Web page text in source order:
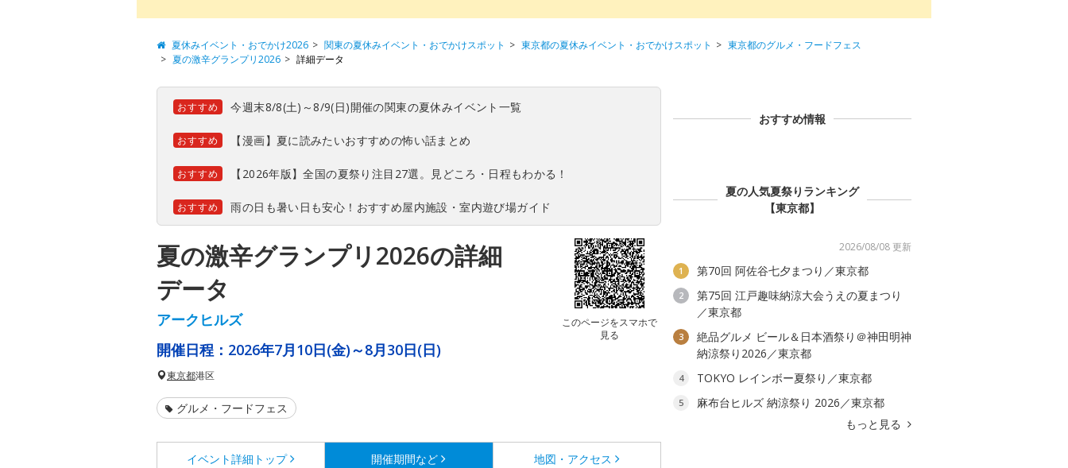
夏休みイベント・おでかけ2026 関東の夏休みイベント・おでかけスポット 東京都の夏休みイベント・おでかけスポット
東京都のグルメ・フードフェス
夏の激辛グランプリ2026
詳細データ
おすすめ 今週末8/8(土)～8/9(日)開催の関東の夏休みイベント一覧
おすすめ 【漫画】夏に読みたいおすすめの怖い話まとめ
おすすめ 【2026年版】全国の夏祭り注目27選。見どころ・日程もわかる！
おすすめ 雨の日も暑い日も安心！おすすめ屋内施設・室内遊び場ガイド
夏の激辛グランプリ2026の詳細
データ
アークヒルズ
このページをスマホで
見る
開催日程： 2026年7月10日(金)～8月30日(日)
東京都港区
グルメ・フードフェス
イベント詳細 トップ 開催期間など 地図・アクセス
おすすめ情報
夏の人気夏祭りランキング
【東京都】
2026/08/08 更新
1 第70回 阿佐谷七夕まつり／東京都
2
第75回 江戸趣味納涼大会うえの夏まつり
／東京都
3
絶品グルメ ビール＆日本酒祭り＠神田明神
納涼祭り2026／東京都
4 TOKYO レインボー夏祭り／東京都
5
麻布台ヒルズ 納涼祭り 2026／東京都
もっと見る